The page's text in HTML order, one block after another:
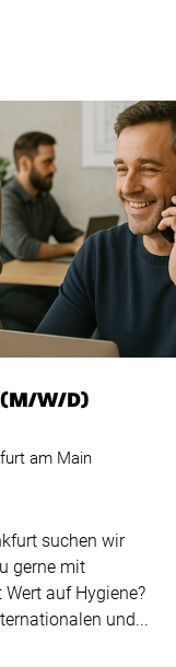
(M/W/D)
am Main
suchen wir
gerne mit
auf Hygiene?
und...